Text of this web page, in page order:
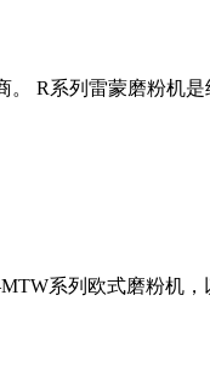
R系列雷蒙磨粉机
系列欧式磨粉机